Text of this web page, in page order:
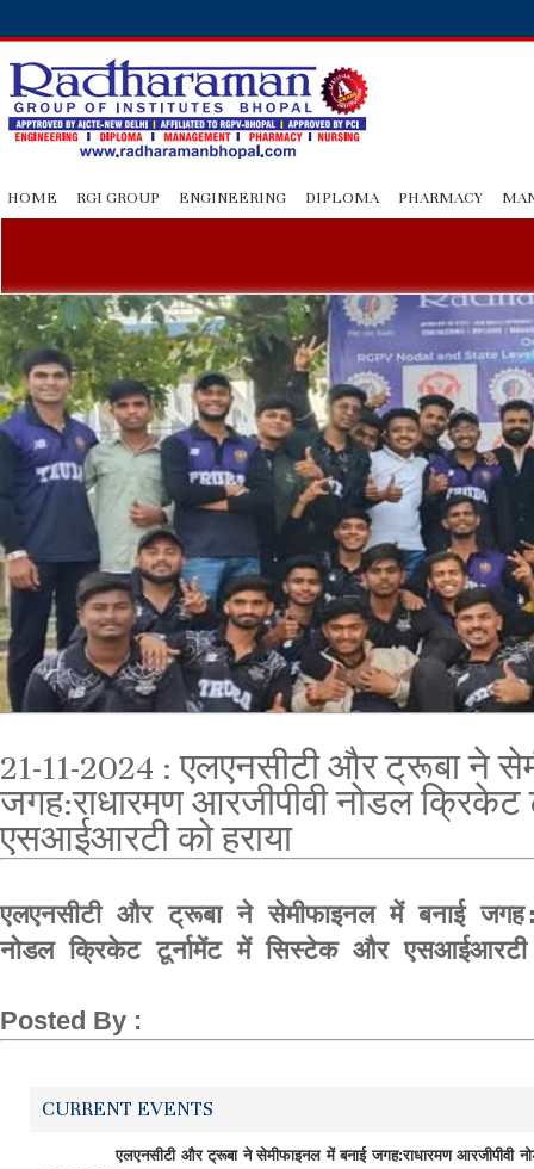
HOME RGI GROUP ENGINEERING DIPLOMA PHARMACY
21-11-2024 : एलएनसीटी और ट्रूबा ने
जगह:राधारमण आरजीपीवी नोडल
एसआईआरटी को हराया
एलएनसीटी और ट्रूबा ने सेमीफाइनल में बनाई
नोडल क्रिकेट टूर्नामेंट में सिस्टेक और एसआईआरटी
Posted By :
CURRENT EVENTS
एलएनसीटी और ट्रूबा ने सेमीफाइनल में बनाई जगह:राधारमण आरजीपीवी